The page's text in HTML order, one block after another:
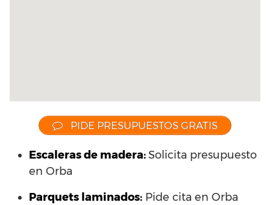
PIDE PRESUPUESTOS GRATIS
Escaleras de madera:Solicita presupuesto
en Orba
Parquets laminados: Pide cita en Orba